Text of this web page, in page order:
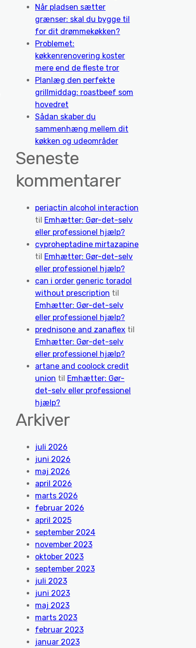
Når pladsen sætter
grænser: skal du bygge til
for dit drømmekøkken?
Problemet:
køkkenrenovering koster
mere end de fleste tror
Planlæg den perfekte
grillmiddag: roastbeef som
hovedret
Sådan skaber du
sammenhæng mellem dit
køkken og udeområder
Seneste
kommentarer
periactin alcohol interaction
til Emhætter: Gør-det-selv
eller professionel hjælp?
cyproheptadine mirtazapine
til Emhætter: Gør-det-selv
eller professionel hjælp?
can i order generic toradol
without prescription til
Emhætter: Gør-det-selv
eller professionel hjælp?
prednisone and zanaflex til
Emhætter: Gør-det-selv
eller professionel hjælp?
artane and coolock credit
union til Emhætter: Gør-
det-selv eller professionel
hjælp?
Arkiver
juli 2026
juni 2026
maj 2026
april 2026
marts 2026
februar 2026
april 2025
september 2024
november 2023
oktober 2023
september 2023
juli 2023
juni 2023
maj 2023
marts 2023
februar 2023
januar 2023